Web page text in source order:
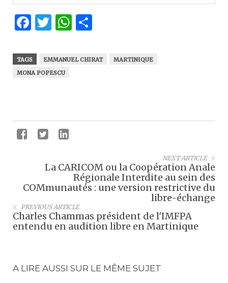
Facebook
Twitter
WhatsApp
TAGS EMMANUEL CHIRAT
MARTINIQUE
MONA POPESCU
NEXT ARTICLE
La CARICOM ou la Coopération Anale
Régionale Interdite au sein des
COMmunautés : une version restrictive du
libre-échange
PREVIOUS ARTICLE
Charles Chammas président de l'IMFPA
entendu en audition libre en Martinique
A LIRE AUSSI SUR LE MÊME SUJET